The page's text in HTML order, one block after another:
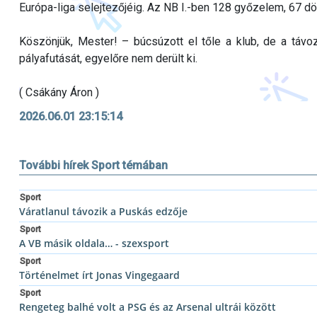
Európa-liga selejtezőjéig. Az NB I.-ben 128 győzelem, 67
Köszönjük, Mester! – búcsúzott el tőle a klub, de a
pályafutását, egyelőre nem derült ki.
( Csákány Áron )
2026.06.01 23:15:14
További hírek Sport témában
Sport
Váratlanul távozik a Puskás edzője
Sport
A VB másik oldala… - szexsport
Sport
Történelmet írt Jonas Vingegaard
Sport
Rengeteg balhé volt a PSG és az Arsenal ultrái között